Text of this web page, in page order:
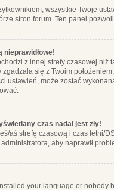
wszystkie Twoje
stron forum. Ten panel
z innej strefy czasowej
się z Twoim
ustawień, może zostać
czas nadal jest zły!
aś strefę czasową i czas letni/
aby naprawił
your language or